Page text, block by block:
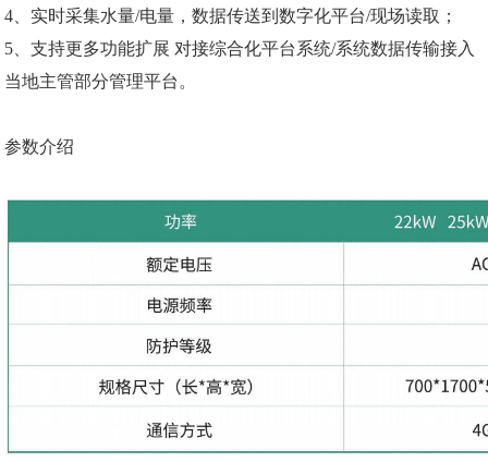
4、实时采集水量/电量，数据传送到数字化平台/现场读取；
5、支持更多功能扩展 对接综合化平台系统/系统数据传输接入
当地主管部分管理平台。
参数介绍